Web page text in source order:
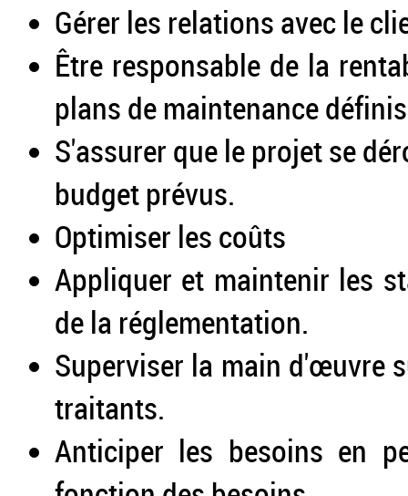
Gérer les relations avec le
Être responsable de la
plans de maintenance
S'assurer que le projet se
budget prévus.
Optimiser les coûts
Appliquer et maintenir les
de la réglementation.
Superviser la main d'œuvre
traitants.
Anticiper les besoins en